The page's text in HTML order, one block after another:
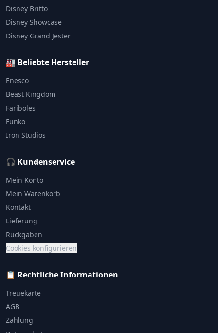
Disney Britto
Disney Showcase
Disney Grand Jester
🏭 Beliebte Hersteller
Enesco
Beast Kingdom
Fariboles
Funko
Iron Studios
🎧 Kundenservice
Mein Konto
Mein Warenkorb
Kontakt
Lieferung
Rückgaben
Cookies konfigurieren
📋 Rechtliche Informationen
Treuekarte
AGB
Zahlung